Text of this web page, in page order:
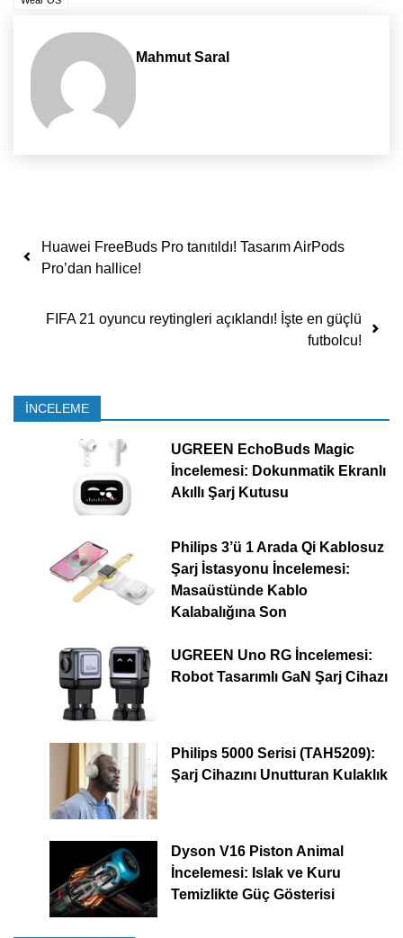
Mahmut Saral
Yazı dolaşımı
Huawei FreeBuds Pro tanıtıldı! Tasarım AirPods
Pro’dan hallice!
FIFA 21 oyuncu reytingleri açıklandı! İşte en güçlü
futbolcu!
İNCELEME
UGREEN EchoBuds Magic
İncelemesi: Dokunmatik Ekranlı
Akıllı Şarj Kutusu
Philips 3’ü 1 Arada Qi Kablosuz
Şarj İstasyonu İncelemesi:
Masaüstünde Kablo
Kalabalığına Son
UGREEN Uno RG İncelemesi:
Robot Tasarımlı GaN Şarj Cihazı
Philips 5000 Serisi (TAH5209):
Şarj Cihazını Unutturan Kulaklık
Dyson V16 Piston Animal
İncelemesi: Islak ve Kuru
Temizlikte Güç Gösterisi